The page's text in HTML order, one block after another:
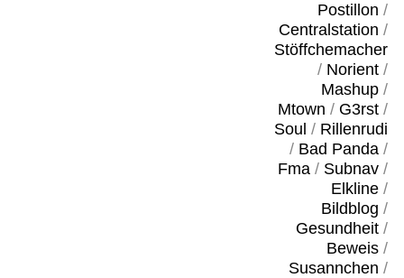
Postillon /
Centralstation /
Stöffchemacher
/ Norient/
Mashup/
Mtown / G3rst/
Soul / Rillenrudi
/ Bad Panda/
Fma/ Subnav/
Elkline/
Bildblog /
Gesundheit/
Beweis/
Susannchen /